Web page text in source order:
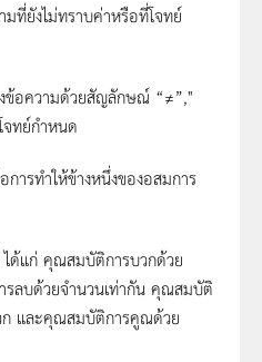
ที่ยังไม่ทราบค่าหรือที่โจทย์
ข้อความด้วยสัญลักษณ์ “≠”,"
ทย์กำหนด
ารทำให้ข้างหนึ่งของอสมการ
ด้แก่ คุณสมบัติการบวกด้วย
ลบด้วยจำนวนเท่ากัน คุณสมบัติ
ก และคุณสมบัติการคูณด้วย